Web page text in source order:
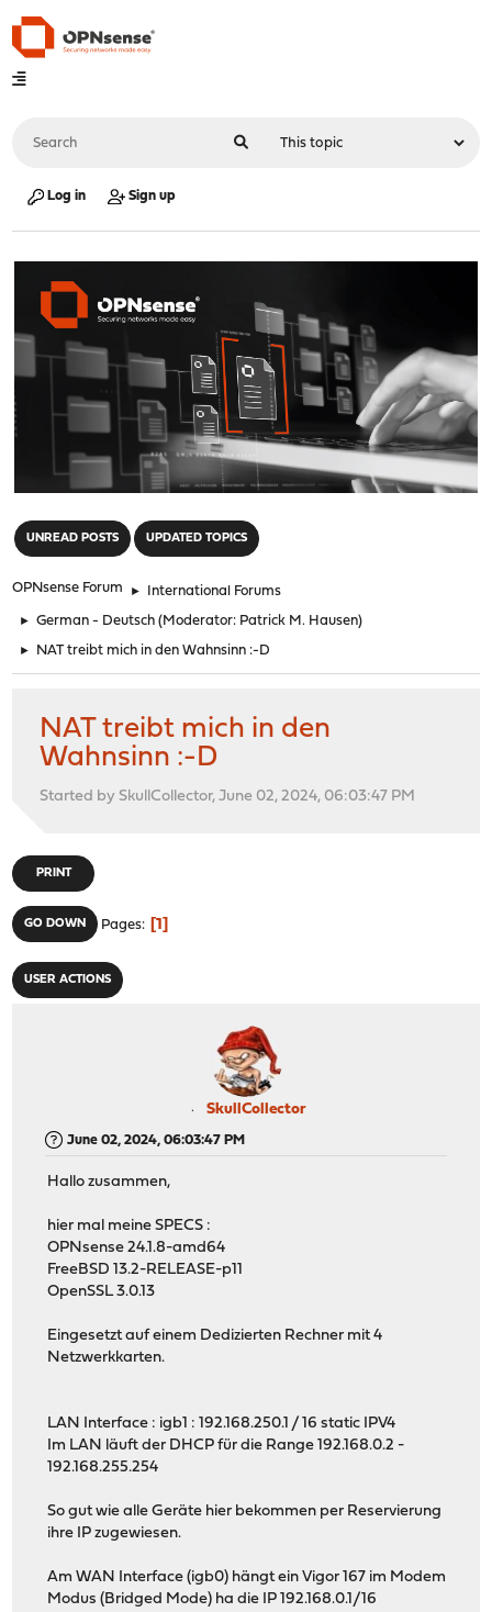
Log in Sign up
UNREAD POSTS UPDATED TOPICS
OPNsense Forum ► International Forums
► German - Deutsch (Moderator: Patrick M. Hausen)
► NAT treibt mich in den Wahnsinn :-D
NAT treibt mich in den
Wahnsinn :-D
Started by SkullCollector, June 02, 2024, 06:03:47 PM
PRINT
GO DOWN Pages 1
USER ACTIONS
SkullCollector
June 02, 2024, 06:03:47 PM
Hallo zusammen,
hier mal meine SPECS :
OPNsense 24.1.8-amd64
FreeBSD 13.2-RELEASE-p11
OpenSSL 3.0.13
Eingesetzt auf einem Dedizierten Rechner mit 4
Netzwerkkarten.
LAN Interface : igb1 : 192.168.250.1 / 16 static IPV4
Im LAN läuft der DHCP für die Range 192.168.0.2 -
192.168.255.254
So gut wie alle Geräte hier bekommen per Reservierung
ihre IP zugewiesen.
Am WAN Interface (igb0) hängt ein Vigor 167 im Modem
Modus (Bridged Mode) ha die IP 192.168.0.1/16